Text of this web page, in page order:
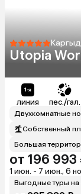
Utopia
линия пес./гал.
Двухкомнатные
Собственный
Большая
от 196 993
1 июн. - 7 июн., 6
Выгодные туры